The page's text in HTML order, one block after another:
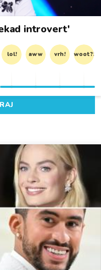
introvert'
lol! aww vrh! woot?!